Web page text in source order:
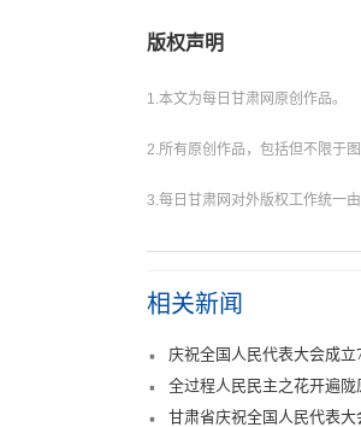
版权声明
1.本文为每日甘肃网原创作品。
2.所有原创作品，包括但不限于
3.每日甘肃网对外版权工作统一
相关新闻
庆祝全国人民代表大会成
全过程人民民主之花开遍
甘肃省庆祝全国人民代表